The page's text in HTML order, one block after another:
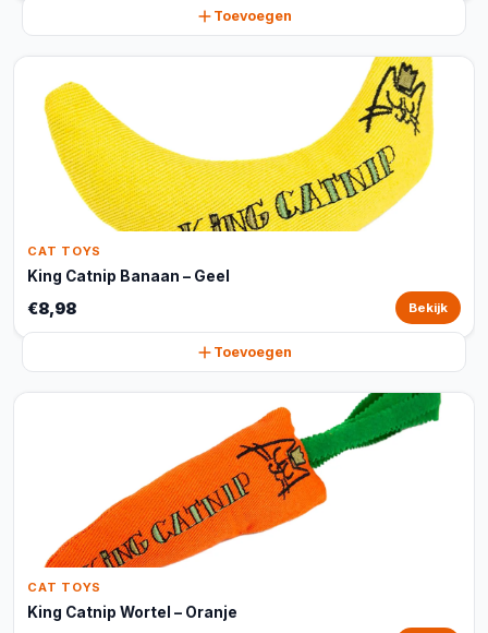
Toevoegen
CAT TOYS
King Catnip Banaan – Geel
€8,98 Bekijk
Toevoegen
CAT TOYS
King Catnip Wortel – Oranje